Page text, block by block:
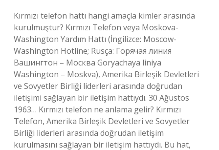
Kırmızı telefon hattı hangi amaçla kimler arasında
kurulmuştur? Kırmızı Telefon veya Moskova-
Washington Yardım Hattı (İngilizce: Moscow-
Washington Hotline; Rusça: Горячая линия
Вашингтон – Москва Goryachaya liniya
Washington – Moskva), Amerika Birleşik Devletleri
ve Sovyetler Birliği liderleri arasında doğrudan
iletişimi sağlayan bir iletişim hattıydı. 30 Ağustos
1963… Kırmızı telefon ne anlama gelir? Kırmızı
Telefon, Amerika Birleşik Devletleri ve Sovyetler
Birliği liderleri arasında doğrudan iletişim
kurulmasını sağlayan bir iletişim hattıydı. Bu hat,